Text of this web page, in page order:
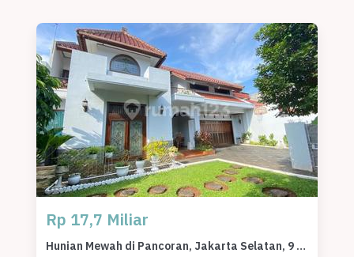
Rp 17,7 Miliar
Hunian Mewah di Pancoran, Jakarta Selatan, 9 Kamar Tidur, LT 597m²